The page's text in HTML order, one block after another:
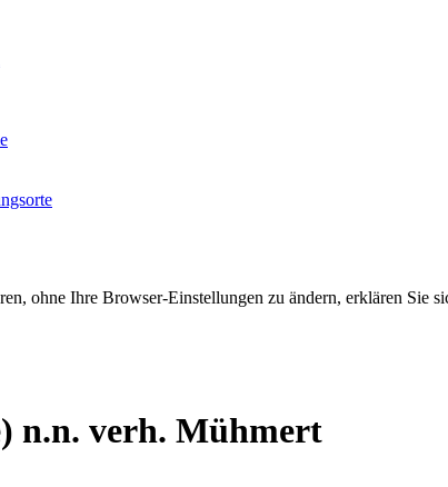
ohne Ihre Browser-Einstellungen zu ändern, erklären Sie
n.n. verh. Mühmert